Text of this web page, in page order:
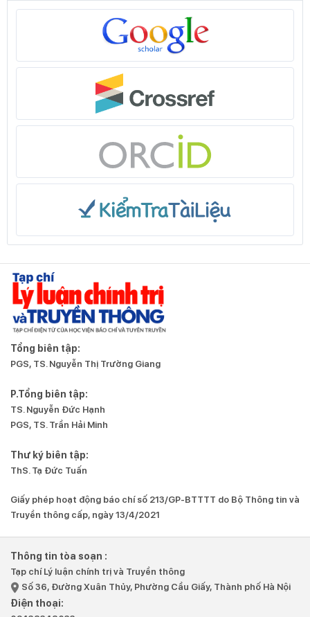
Tổng biên tập:
PGS, TS. Nguyễn Thị Trường Giang
P.Tổng biên tập:
TS. Nguyễn Đức Hạnh
PGS, TS. Trần Hải Minh
Thư ký biên tập:
ThS. Tạ Đức Tuấn
Giấy phép hoạt động báo chí số 213/GP-BTTTT do Bộ Thông tin và
Truyền thông cấp, ngày 13/4/2021
Thông tin tòa soạn :
Tạp chí Lý luận chính trị và Truyền thông
Số 36, Đường Xuân Thủy, Phường Cầu Giấy, Thành phố Hà Nội
Điện thoại: